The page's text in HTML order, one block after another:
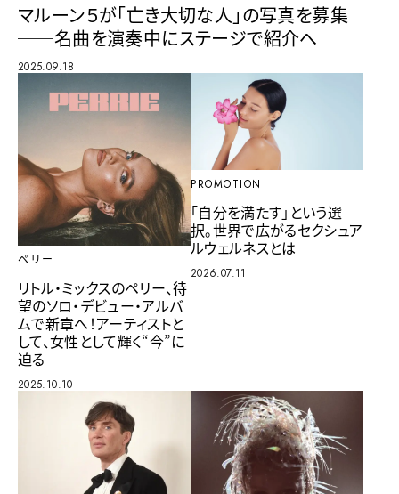
マルーン５が「亡き大切な人」の写真を募集
──名曲を演奏中にステージで紹介へ
2025.09.18
ペリー
リトル・ミックスのペリー、待
望のソロ・デビュー・アルバ
ムで新章へ！アーティストと
して、女性として輝く“今”に
迫る
2025.10.10
PROMOTION
「自分を満たす」という選
択。世界で広がるセクシュア
ルウェルネスとは
2026.07.11